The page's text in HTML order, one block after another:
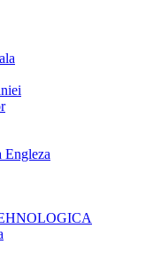
Engleza